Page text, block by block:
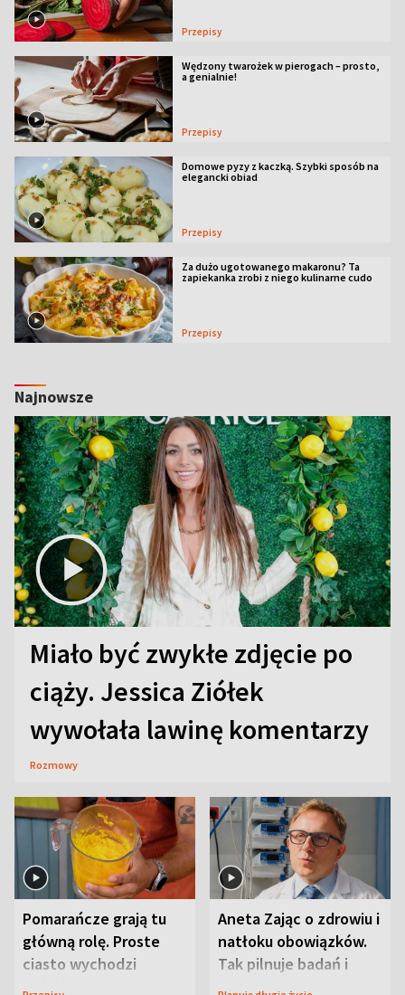
Przepisy
Wędzony twarożek w pierogach – prosto,
a genialnie!
Przepisy
Domowe pyzy z kaczką. Szybki sposób na
elegancki obiad
Przepisy
Za dużo ugotowanego makaronu? Ta
zapiekanka zrobi z niego kulinarne cudo
Przepisy
Najnowsze
Miało być zwykłe zdjęcie po
ciąży. Jessica Ziółek
wywołała lawinę komentarzy
Rozmowy
Pomarańcze grają tu
główną rolę. Proste
ciasto wychodzi
wyjątkowo wilgotne
Aneta Zając o zdrowiu i
natłoku obowiązków.
Tak pilnuje badań i
wizyt